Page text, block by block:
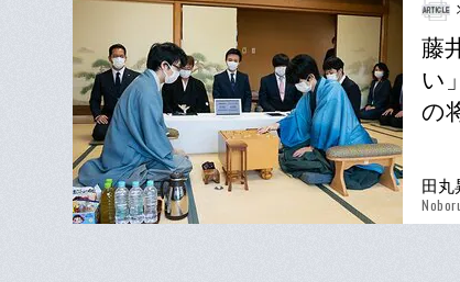
藤
い
の
田丸